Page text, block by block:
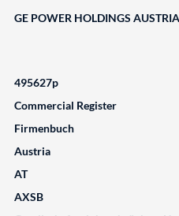
GE POWER HOLDINGS
495627p
Commercial Register
Firmenbuch
Austria
AT
AXSB